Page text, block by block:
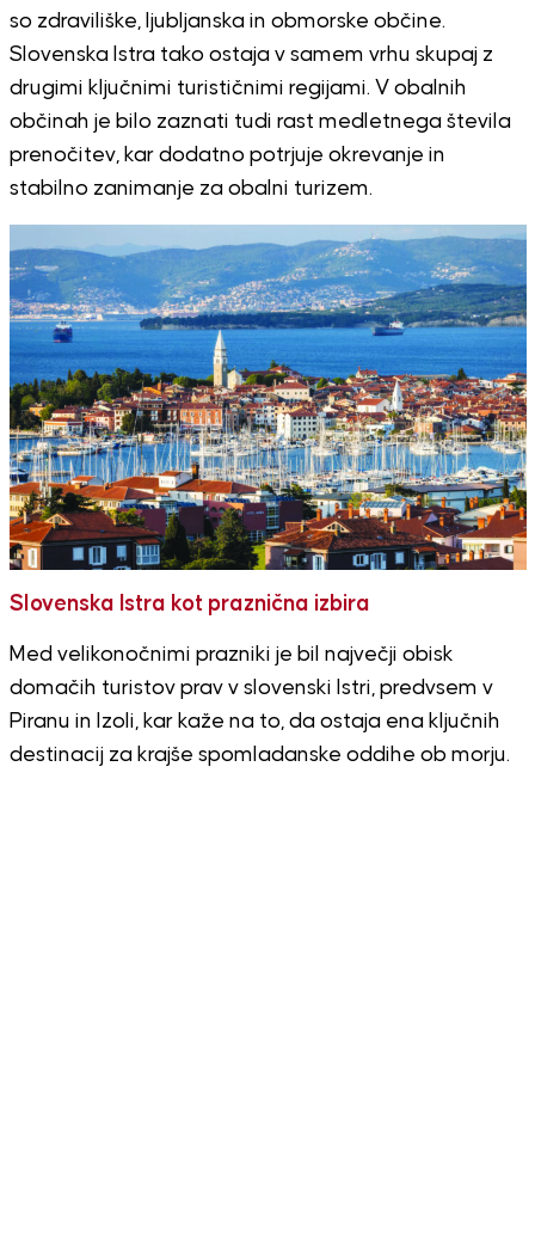
so zdraviliške, ljubljanska in obmorske občine.
Slovenska Istra tako ostaja v samem vrhu skupaj z
drugimi ključnimi turističnimi regijami. V obalnih
občinah je bilo zaznati tudi rast medletnega števila
prenočitev, kar dodatno potrjuje okrevanje in
stabilno zanimanje za obalni turizem.
Slovenska Istra kot praznična izbira
Med velikonočnimi prazniki je bil največji obisk
domačih turistov prav v slovenski Istri, predvsem v
Piranu in Izoli, kar kaže na to, da ostaja ena ključnih
destinacij za krajše spomladanske oddihe ob morju.